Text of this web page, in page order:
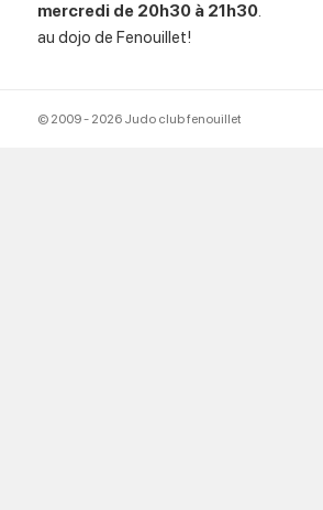
mercredi de 20h30 à 21h30.
au dojo de Fenouillet!
© 2009 - 2026 Judo club fenouillet